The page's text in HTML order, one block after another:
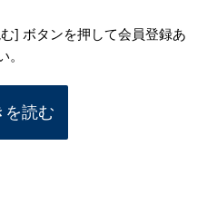
] ボタンを押して会員登録あ
を読む